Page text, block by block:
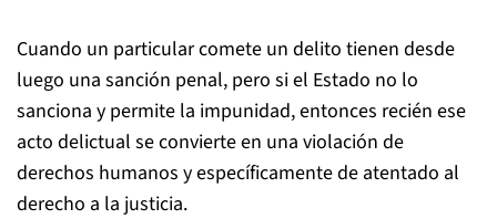
Cuando un particular comete un delito tienen desde
luego una sanción penal, pero si el Estado no lo
sanciona y permite la impunidad, entonces recién ese
acto delictual se convierte en una violación de
derechos humanos y específicamente de atentado al
derecho a la justicia.